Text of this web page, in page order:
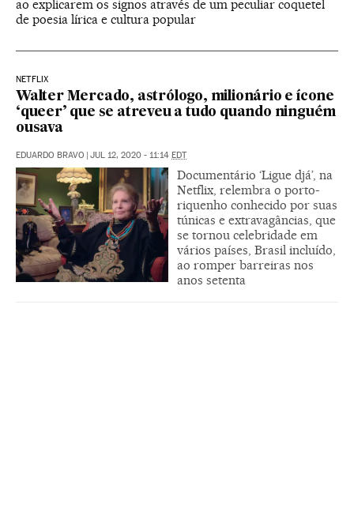
ao explicarem os signos através de um peculiar coquetel
de poesia lírica e cultura popular
NETFLIX
Walter Mercado, astrólogo, milionário e ícone
‘queer’ que se atreveu a tudo quando ninguém
ousava
EDUARDO BRAVO JUL 12, 2020 - 11:14 EDT
Documentário ‘Ligue djá’, na
Netflix, relembra o porto-
riquenho conhecido por suas
túnicas e extravagâncias, que
se tornou celebridade em
vários países, Brasil incluído,
ao romper barreiras nos
anos setenta